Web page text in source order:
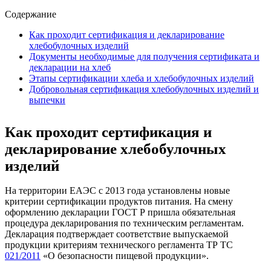
Содержание
Как проходит сертификация и декларирование
хлебобулочных изделий
Документы необходимые для получения сертификата и
декларации на хлеб
Этапы сертификации хлеба и хлебобулочных изделий
Добровольная сертификация хлебобулочных изделий и
выпечки
Как проходит сертификация и
декларирование хлебобулочных
изделий
На территории ЕАЭС с 2013 года установлены новые
критерии сертификации продуктов питания. На смену
оформлению декларации ГОСТ Р пришла обязательная
процедура декларирования по техническим регламентам.
Декларация подтверждает соответствие выпускаемой
продукции критериям технического регламента ТР ТС
021/2011 «О безопасности пищевой продукции».